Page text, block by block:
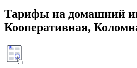
Тарифы на домашний
Кооперативная,